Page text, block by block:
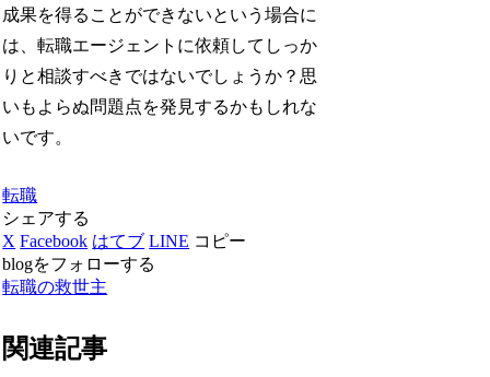
成果を得ることができないという場合に
は、転職エージェントに依頼してしっか
りと相談すべきではないでしょうか？思
いもよらぬ問題点を発見するかもしれな
いです。
転職
シェアする
X Facebook はてブ LINE コピー
blogをフォローする
転職の救世主
関連記事